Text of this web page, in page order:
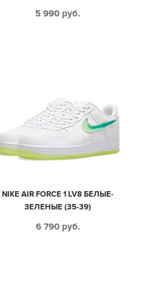
5 990 руб.
NIKE AIR FORCE 1 LV8 БЕЛЫЕ-
ЗЕЛЕНЫЕ (35-39)
6 790 руб.